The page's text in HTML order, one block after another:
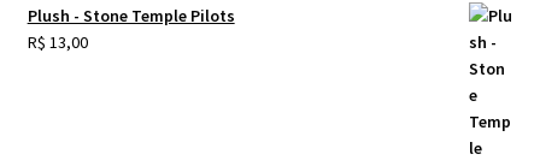
Plush - Stone Temple Pilots
R$ 13,00